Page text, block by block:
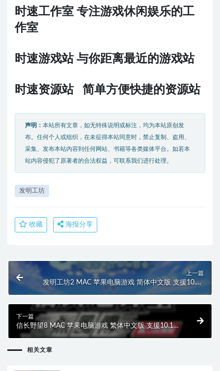
时速工作室 专注游戏休闲娱乐的工
作室
时速游戏站 与你距离最近的游戏站
时速资源站 简单方便快捷的资源站
声明： 本站所有文章，如无特殊说明或标注，均为本站原创发
布。任何个人或组织，在未征得本站同意时，禁止复制、盗用、
采集、发布本站内容到任何网站、书籍等各类媒体平台。如若本
站内容侵犯了原著者的合法权益，可联系我们进行处理。
发明工坊
收藏 海报分享
上一篇
发明工坊2 MAC 苹果电脑游戏 简体中文版 支援10.13
10.14 10.15 11 12 适用于APPLE CPU
下一篇
信长野望8 MAC 苹果电脑游戏 繁体中文版 支援10.13
10.14 10.15 11 12 适用于APPLE CPU
相关文章